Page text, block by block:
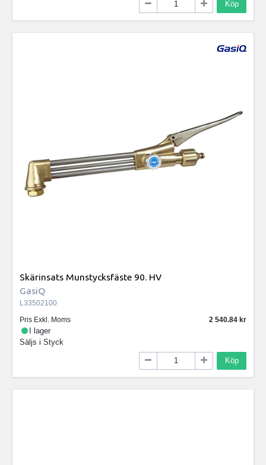
Köp
Skärinsats Munstycksfäste 90. HV
GasiQ
L33502100
Pris Exkl. Moms
2 540.84
I lager
Säljs i Styck
Köp